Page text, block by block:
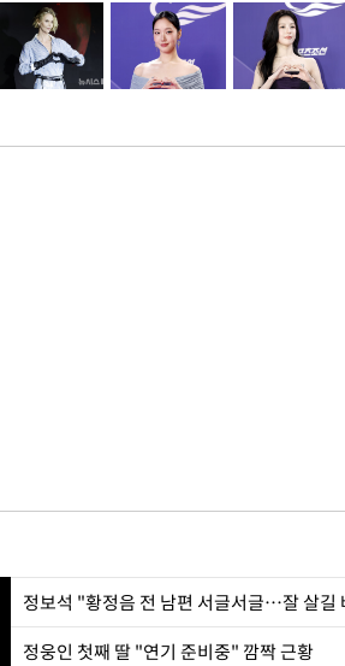
정웅인 첫째 딸 "연기 준비중" 깜짝 근황